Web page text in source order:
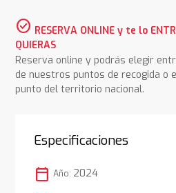
check_circle RESERVA ONLINE y te lo
QUIERAS
Reserva online y podrás elegir
de nuestros puntos de recogida o
punto del territorio nacional.
Especificaciones
calendar_today Año: 2024